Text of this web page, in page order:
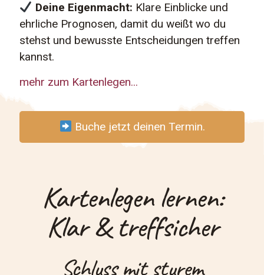
Deine Eigenmacht: Klare Einblicke und
ehrliche Prognosen, damit du weißt wo du
stehst und bewusste Entscheidungen treffen
kannst.
mehr zum Kartenlegen...
Buche jetzt deinen Termin.
Kartenlegen lernen:
Klar & treffsicher
Schluss mit sturem